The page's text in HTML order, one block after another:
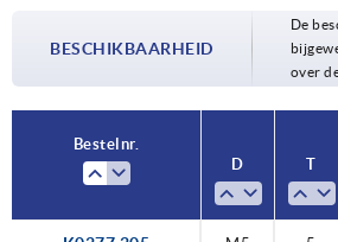
10
14
BESCHIKBAARHEID
De
over
Bestelnr.
D
T
Bestelnr.
D
T